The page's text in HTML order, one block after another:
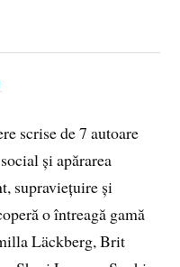
scrise de 7 autoare
și apărarea
supraviețuire și
o întreagă gamă
Läckberg, Brit